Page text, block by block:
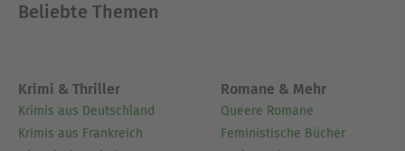
Beliebte Themen
Krimi & Thriller
Krimis aus Deutschland
Krimis aus Frankreich
Romane & Mehr
Queere Romane
Feministische Bücher